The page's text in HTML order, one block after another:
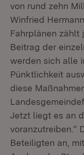
von rund zehn
Winfried
Fahrplänen zählt
Beitrag der
werden sich alle
Pünktlichkeit
diese
Jetzt liegt es an
voranzutreiben.“
Beteiligten an,